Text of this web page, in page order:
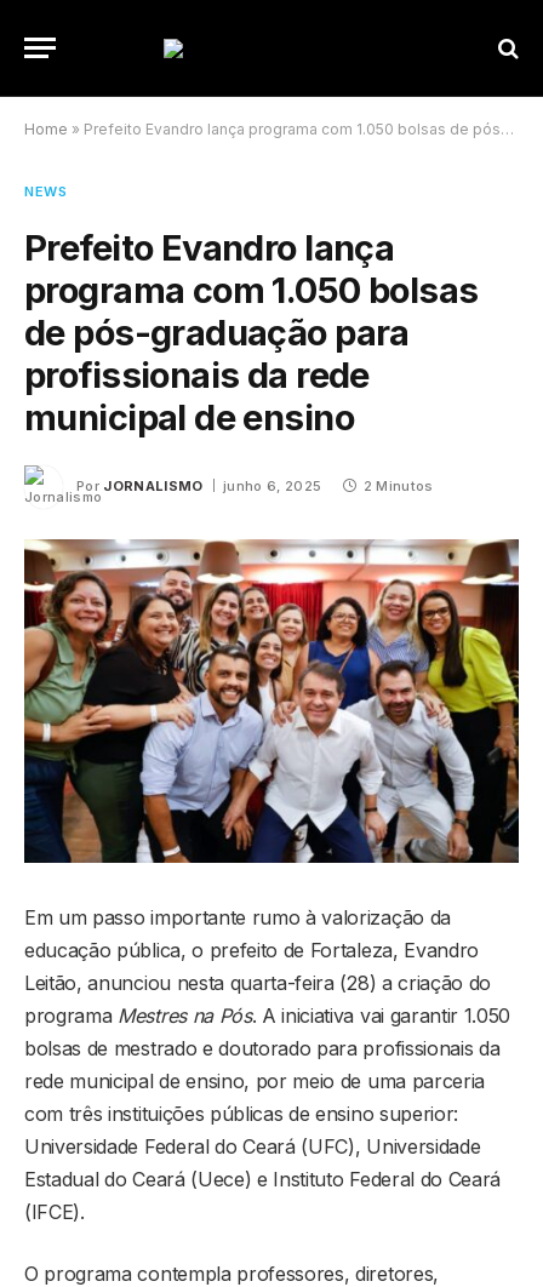
Home » Prefeito Evandro lança programa com 1.050 bolsas de pós-graduação para profissionais da rede municipal de ensino
NEWS
Prefeito Evandro lança
programa com 1.050 bolsas
de pós-graduação para
profissionais da rede
municipal de ensino
Por JORNALISMO junho 6, 2025 2 Minutos
Em um passo importante rumo à valorização da
educação pública, o prefeito de Fortaleza, Evandro
Leitão, anunciou nesta quarta-feira (28) a criação do
programa Mestres na Pós. A iniciativa vai garantir 1.050
bolsas de mestrado e doutorado para profissionais da
rede municipal de ensino, por meio de uma parceria
com três instituições públicas de ensino superior:
Universidade Federal do Ceará (UFC), Universidade
Estadual do Ceará (Uece) e Instituto Federal do Ceará
(IFCE).
O programa contempla professores, diretores,